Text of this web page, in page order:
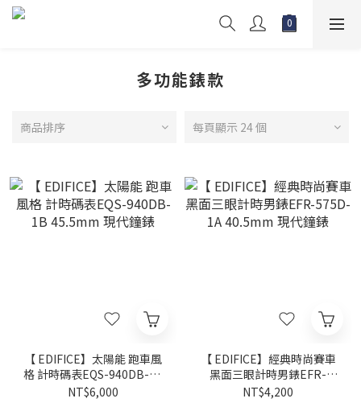
多功能錶款
商品排序 每頁顯示 24 個
【 EDIFICE】太陽能 跑車風
格 計時碼表EQS-940DB-1B
45.5mm 現代鐘錶
NT$6,000
【 EDIFICE】經典時尚賽車
黑面三眼計時男錶EFR-
575D-1A 40.5mm 現代鐘錶
NT$4,200